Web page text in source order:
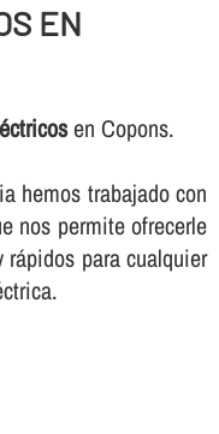
EN
en Copons.
hemos trabajado con
nos permite ofrecerle
para cualquier